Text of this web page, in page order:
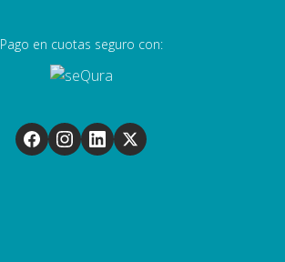
Pago en cuotas seguro con: